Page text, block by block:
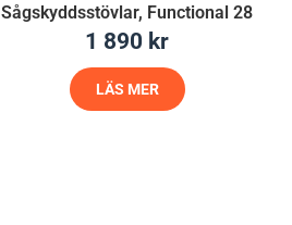
Sågskyddsstövlar, Functional 28
1 890 kr
LÄS MER